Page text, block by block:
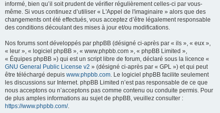
informé, bien qu’il soit prudent de vérifier régulièrement celles-ci par vous-
même. Si vous continuez d’utiliser « L'Appel de l'imaginaire » alors que des
changements ont été effectués, vous acceptez d’être légalement responsable
des conditions découlant des mises à jour et/ou modifications.
Nos forums sont développés par phpBB (désigné ci-après par « ils », « eux »,
« leur », « logiciel phpBB », « www.phpbb.com », « phpBB Limited »,
« Équipes phpBB ») qui est un script libre de forum, déclaré sous la licence «
GNU General Public License v2 » (désigné ci-après par « GPL ») et qui peut
être téléchargé depuis www.phpbb.com. Le logiciel phpBB facilite seulement
les discussions sur Internet. phpBB Limited n’est pas responsable de ce que
nous acceptons ou n’acceptons pas comme contenu ou conduite permis. Pour
de plus amples informations au sujet de phpBB, veuillez consulter :
https://www.phpbb.com/.